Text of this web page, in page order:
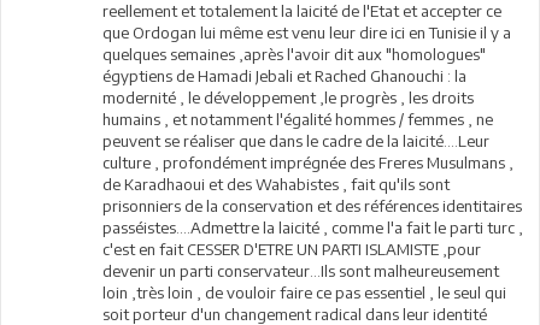
reellement et totalement la laicité de l'Etat et accepter ce
que Ordogan lui même est venu leur dire ici en Tunisie il y a
quelques semaines ,après l'avoir dit aux "homologues"
égyptiens de Hamadi Jebali et Rached Ghanouchi : la
modernité , le développement ,le progrès , les droits
humains , et notamment l'égalité hommes / femmes , ne
peuvent se réaliser que dans le cadre de la laicité....Leur
culture , profondément imprégnée des Freres Musulmans ,
de Karadhaoui et des Wahabistes , fait qu'ils sont
prisonniers de la conservation et des références identitaires
passéistes....Admettre la laicité , comme l'a fait le parti turc ,
c'est en fait CESSER D'ETRE UN PARTI ISLAMISTE ,pour
devenir un parti conservateur...Ils sont malheureusement
loin ,très loin , de vouloir faire ce pas essentiel , le seul qui
soit porteur d'un changement radical dans leur identité